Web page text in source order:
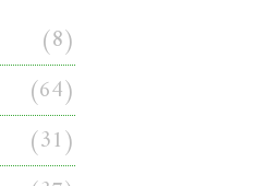
(8)
(64)
(31)